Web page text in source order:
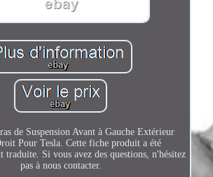
de Suspension Avant à Gauche Extérieur
Pour Tesla. Cette fiche produit a été
traduite. Si vous avez des questions, n'hésitez
pas à nous contacter.